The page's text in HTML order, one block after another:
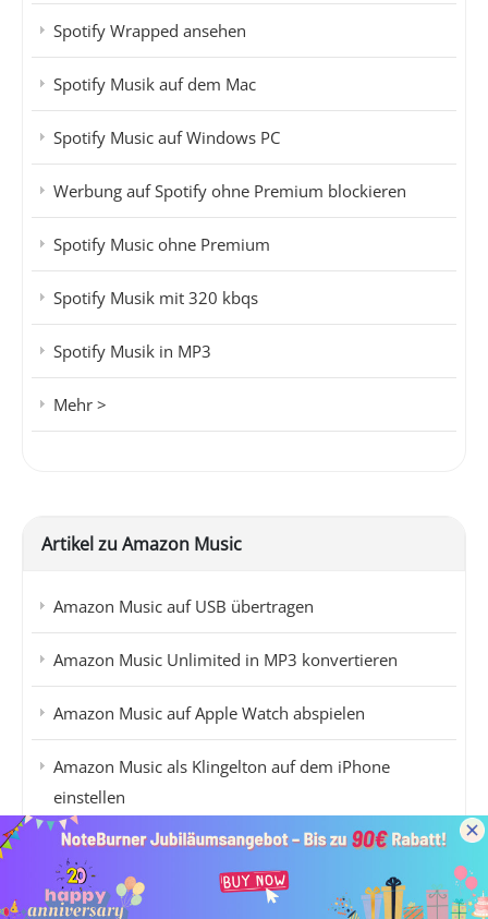
Spotify Wrapped ansehen
Spotify Musik auf dem Mac
Spotify Music auf Windows PC
Werbung auf Spotify ohne Premium blockieren
Spotify Music ohne Premium
Spotify Musik mit 320 kbqs
Spotify Musik in MP3
Mehr >
Artikel zu Amazon Music
Amazon Music auf USB übertragen
Amazon Music Unlimited in MP3 konvertieren
Amazon Music auf Apple Watch abspielen
Amazon Music als Klingelton auf dem iPhone
einstellen
Amazon Music HD-Inhalte herunterladen
Amazon Music auf SD-Karte speichern